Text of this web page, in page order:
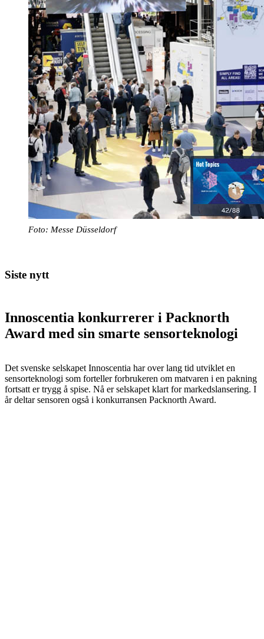
Foto: Messe Düsseldorf
Siste nytt
Innoscentia konkurrerer i Packnorth
Award med sin smarte sensorteknologi
Det svenske selskapet Innoscentia har over lang tid utviklet en
sensorteknologi som forteller forbrukeren om matvaren i en pakning
fortsatt er trygg å spise. Nå er selskapet klart for markedslansering. I
år deltar sensoren også i konkurransen Packnorth Award.